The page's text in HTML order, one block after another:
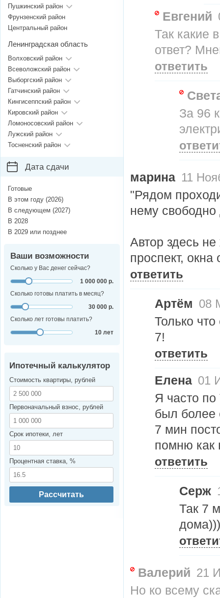
Евгений
Так какие
ответ?
ответить
За 96
марина 11
"Рядом
нему
Автор здесь
проспект,
ответить
Артём 08
Только
7!
ответить
Елена 01
Я часто по
был более
7 мин
помню как
ответить
Серж
Так 7
дома)))
Валерий 21
Но ко всему
Пушкинский район
Фрунзенский район
Центральный район
Ленинградская область
Волховский район
Всеволожский район
Выборгский район
Гатчинский район
Кингисеппский район
Кировский район
Ломоносовский район
Лужский район
Тосненский район
Дата сдачи
Готовые
В этом году (2026)
В следующем (2027)
В 2028
В 2029 или позднее
Ваши возможности
Сколько у Вас денег сейчас?
1 000 000 р.
Сколько готовы платить в месяц?
30 000 р.
Сколько лет готовы платить?
10 лет
Ипотечный калькулятор
Стоимость квартиры, рублей
Первоначальный взнос, рублей
Срок ипотеки, лет
Процентная ставка, %
Рассчитать